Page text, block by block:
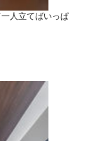
人立てばいっぱ